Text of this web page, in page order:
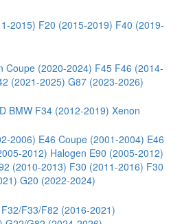
2015) F20 (2015-2019) F40 (2019-
Coupe (2020-2024) F45 F46 (2014-
(2021-2025) G87 (2023-2026)
BMW F34 (2012-2019) Xenon
2006) E46 Coupe (2001-2004) E46
2012) Halogen E90 (2005-2012)
(2010-2013) F30 (2011-2016) F30
G20 (2022-2024)
F32/F33/F82 (2016-2021)